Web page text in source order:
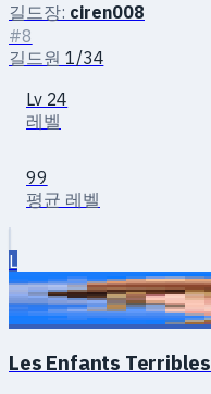
길드장: ciren008
#8
길드원 1/34
Lv 24
레벨
99
평균 레벨
L
Les Enfants Terribles